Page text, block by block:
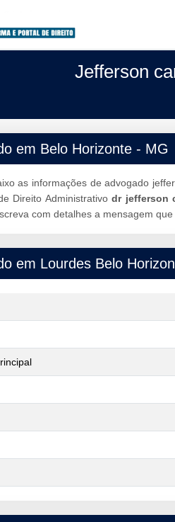
Jefferson
em Belo Horizonte - MG
as informações de advogado
Direito Administrativodr jefferson
com detalhes a mensagem
em Lourdes Belo